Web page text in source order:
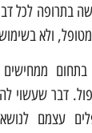
בתרופה לכל
ולא
בתחום
דבר שעשוי
עצמם